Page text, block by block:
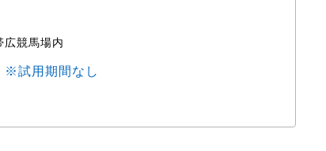
競馬場内
※試用期間なし